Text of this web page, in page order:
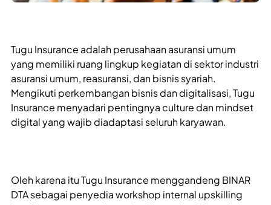
Tugu Insurance adalah perusahaan asuransi umum
yang memiliki ruang lingkup kegiatan di sektor industri
asuransi umum, reasuransi, dan bisnis syariah.
Mengikuti perkembangan bisnis dan digitalisasi, Tugu
Insurance menyadari pentingnya culture dan mindset
digital yang wajib diadaptasi seluruh karyawan.
Oleh karena itu Tugu Insurance menggandeng BINAR
DTA sebagai penyedia workshop internal upskilling